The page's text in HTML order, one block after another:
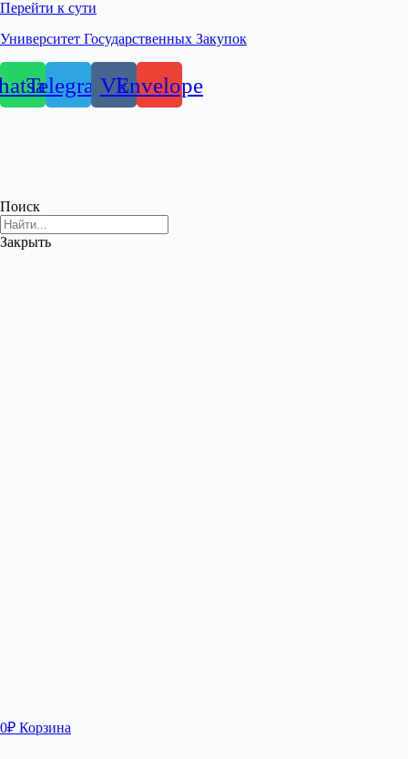
Перейти к сути
Университет Государственных Закупок
TelegramVkEnvelope
Поиск
Закрыть
0₽ Корзина